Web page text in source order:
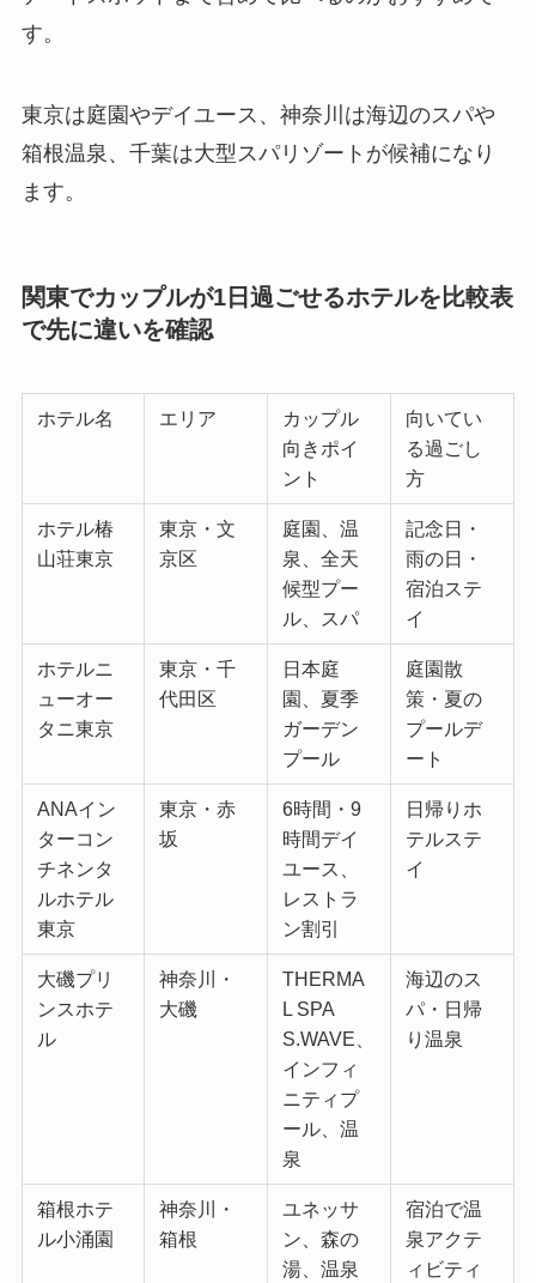
す。
東京は庭園やデイユース、神奈川は海辺のスパや
箱根温泉、千葉は大型スパリゾートが候補になり
ます。
関東でカップルが1日過ごせるホテルを比較表
で先に違いを確認
ホテル名 エリア
カップル
向きポイ
ント
向いてい
る過ごし
方
ホテル椿
山荘東京
東京・文
京区
庭園、温
泉、全天
候型プー
ル、スパ
記念日・
雨の日・
宿泊ステ
イ
ホテルニ
ューオー
タニ東京
東京・千
代田区
日本庭
園、夏季
ガーデン
プール
庭園散
策・夏の
プールデ
ート
ANAイン
ターコン
チネンタ
ルホテル
東京
東京・赤
坂
6時間・9
時間デイ
ユース、
レストラ
ン割引
日帰りホ
テルステ
イ
大磯プリ
ンスホテ
ル
神奈川・
大磯
THERMA
L SPA
S.WAVE、
インフィ
ニティプ
ール、温
泉
海辺のス
パ・日帰
り温泉
箱根ホテ
ル小涌園
神奈川・
箱根
ユネッサ
ン、森の
湯、温泉
宿泊で温
泉アクテ
ィビティ